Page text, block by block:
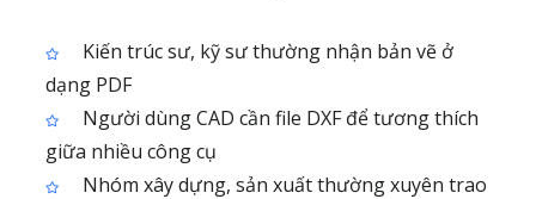
Kiến trúc sư, kỹ sư thường nhận bản vẽ ở
dạng PDF
Người dùng CAD cần file DXF để tương thích
giữa nhiều công cụ
Nhóm xây dựng, sản xuất thường xuyên trao